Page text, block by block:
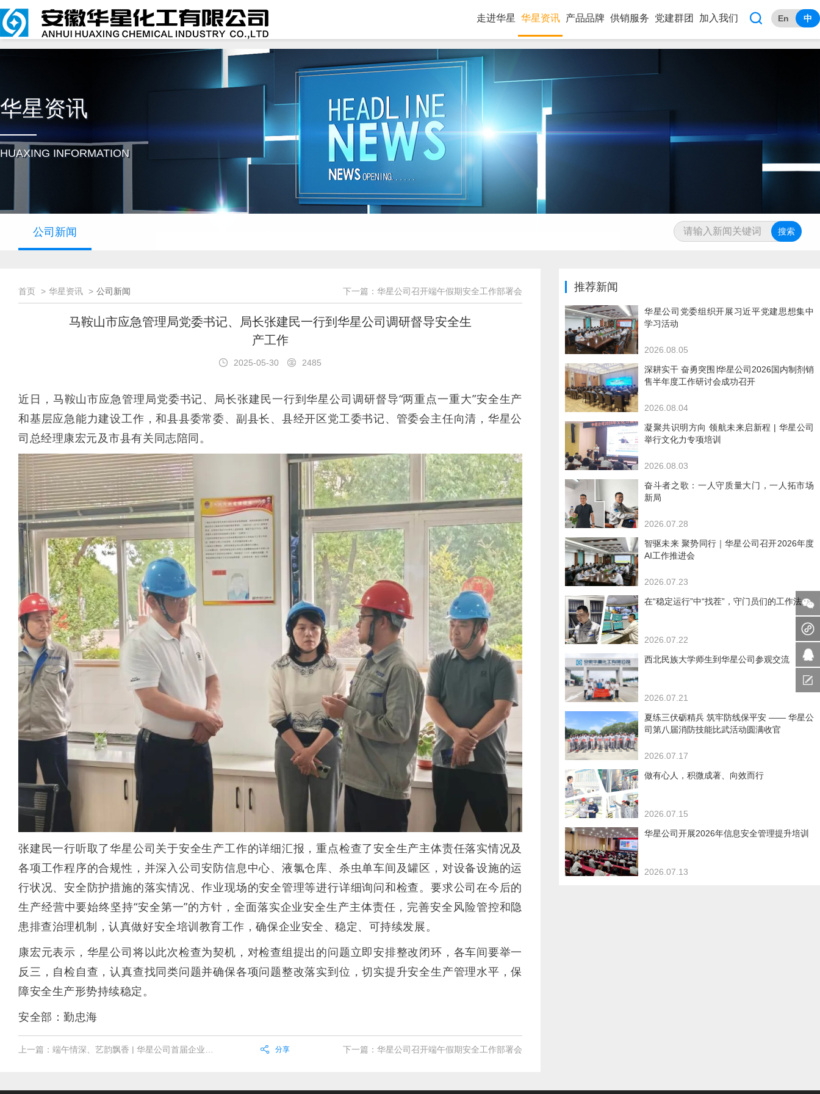
走进华星 华星资讯 产品品牌 供销服务 党建群团 加入我们  En 中
华星资讯
HUAXING INFORMATION
公司新闻
首页 华星资讯 公司新闻 下一篇：华星公司召开端午假期安全工作部署会
马鞍山市应急管理局党委书记、局长张建民一行到华星公司调研督导安全生
产工作
2025-05-30 2485
近日，马鞍山市应急管理局党委书记、局长张建民一行到华星公司调研督导“两重点一重大”安全生产
和基层应急能力建设工作，和县县委常委、副县长、县经开区党工委书记、管委会主任向清，华星公
司总经理康宏元及市县有关同志陪同。
张建民一行听取了华星公司关于安全生产工作的详细汇报，重点检查了安全生产主体责任落实情况及
各项工作程序的合规性，并深入公司安防信息中心、液氯仓库、杀虫单车间及罐区，对设备设施的运
行状况、安全防护措施的落实情况、作业现场的安全管理等进行详细询问和检查。要求公司在今后的
生产经营中要始终坚持“安全第一”的方针，全面落实企业安全生产主体责任，完善安全风险管控和隐
患排查治理机制，认真做好安全培训教育工作，确保企业安全、稳定、可持续发展。
康宏元表示，华星公司将以此次检查为契机，对检查组提出的问题立即安排整改闭环，各车间要举一
反三，自检自查，认真查找同类问题并确保各项问题整改落实到位，切实提升安全生产管理水平，保
障安全生产形势持续稳定。
安全部：勤忠海
上一篇： 端午情深、艺韵飘香 | 华星公司首届企业文化周文化作品展邀您共赏！ 分享 下一篇： 华星公司召开端午假期安全工作部署会
推荐新闻
华星公司党委组织开展习近平党建思想集中
学习活动
2026.08.05
深耕实干 奋勇突围∣华星公司2026国内制剂销
售半年度工作研讨会成功召开
2026.08.04
凝聚共识明方向 领航未来启新程 | 华星公司
举行文化力专项培训
2026.08.03
奋斗者之歌：一人守质量大门，一人拓市场
新局
2026.07.28
智驱未来 聚势同行｜华星公司召开2026年度
AI工作推进会
2026.07.23
在“稳定运行”中“找茬”，守门员们的工作法
2026.07.22
西北民族大学师生到华星公司参观交流
2026.07.21
夏练三伏砺精兵 筑牢防线保平安 —— 华星公
司第八届消防技能比武活动圆满收官
2026.07.17
做有心人，积微成著、向效而行
2026.07.15
华星公司开展2026年信息安全管理提升培训
2026.07.13